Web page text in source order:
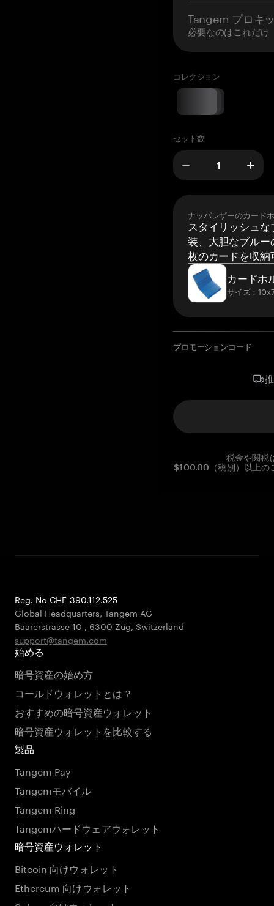
Tangem プロキ
必要なのはこれだけ
コレクション
セット数
ナッパレザーのカード
スタイリッシュ
装、大胆なブルー
枚のカードを収納
カードホ
サイズ：
プロモーションコード
税金や関税
$100.00（税別）以上の
Reg. No CHE-390.112.525
Global Headquarters, Tangem AG
Baarerstrasse 10 , 6300 Zug, Switzerland
support@tangem.com
始める
暗号資産の始め方
コールドウォレットとは？
おすすめの暗号資産ウォレット
暗号資産ウォレットを比較する
製品
Tangem Pay
Tangemモバイル
Tangem Ring
Tangemハードウェアウォレット
暗号資産ウォレット
Bitcoin 向けウォレット
Ethereum 向けウォレット